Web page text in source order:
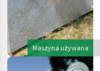
Maszyna używana